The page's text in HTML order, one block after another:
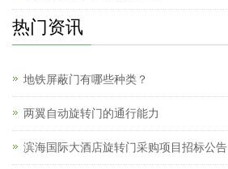
热门资讯
地铁屏蔽门有哪些种类？
两翼自动旋转门的通行能力
滨海国际大酒店旋转门采购项目招标公告